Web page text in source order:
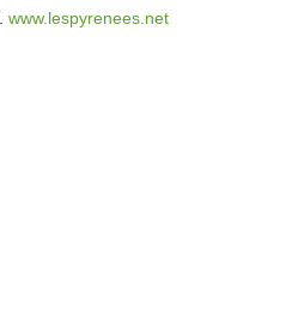
www.lespyrenees.net